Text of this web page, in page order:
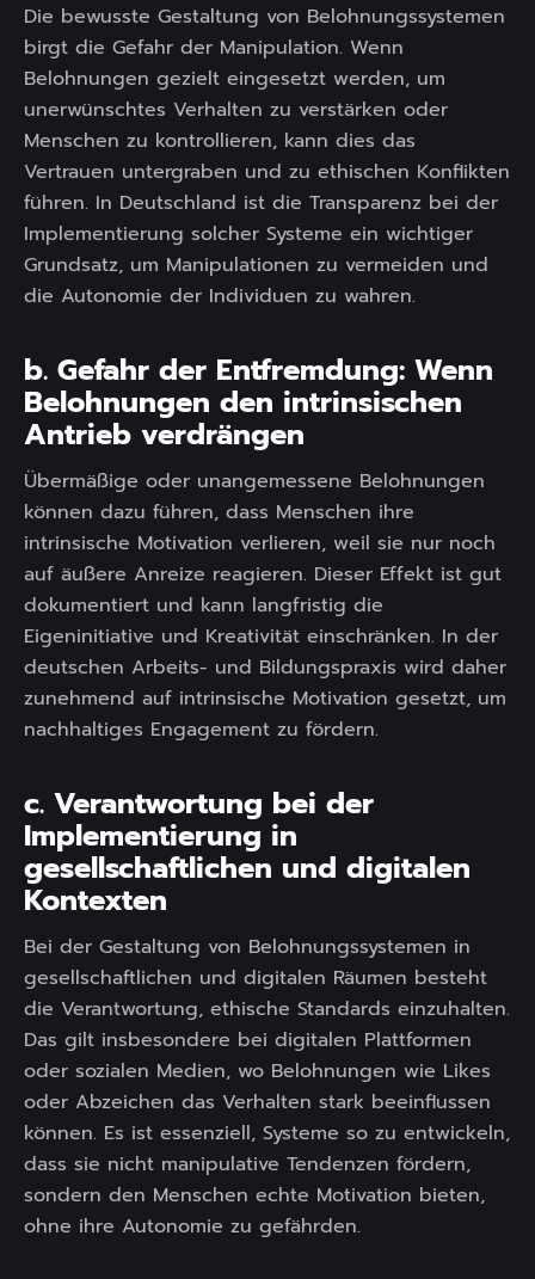
Die bewusste Gestaltung von Belohnungssystemen
birgt die Gefahr der Manipulation. Wenn
Belohnungen gezielt eingesetzt werden, um
unerwünschtes Verhalten zu verstärken oder
Menschen zu kontrollieren, kann dies das
Vertrauen untergraben und zu ethischen Konflikten
führen. In Deutschland ist die Transparenz bei der
Implementierung solcher Systeme ein wichtiger
Grundsatz, um Manipulationen zu vermeiden und
die Autonomie der Individuen zu wahren.
b. Gefahr der Entfremdung: Wenn
Belohnungen den intrinsischen
Antrieb verdrängen
Übermäßige oder unangemessene Belohnungen
können dazu führen, dass Menschen ihre
intrinsische Motivation verlieren, weil sie nur noch
auf äußere Anreize reagieren. Dieser Effekt ist gut
dokumentiert und kann langfristig die
Eigeninitiative und Kreativität einschränken. In der
deutschen Arbeits- und Bildungspraxis wird daher
zunehmend auf intrinsische Motivation gesetzt, um
nachhaltiges Engagement zu fördern.
c. Verantwortung bei der
Implementierung in
gesellschaftlichen und digitalen
Kontexten
Bei der Gestaltung von Belohnungssystemen in
gesellschaftlichen und digitalen Räumen besteht
die Verantwortung, ethische Standards einzuhalten.
Das gilt insbesondere bei digitalen Plattformen
oder sozialen Medien, wo Belohnungen wie Likes
oder Abzeichen das Verhalten stark beeinflussen
können. Es ist essenziell, Systeme so zu entwickeln,
dass sie nicht manipulative Tendenzen fördern,
sondern den Menschen echte Motivation bieten,
ohne ihre Autonomie zu gefährden.